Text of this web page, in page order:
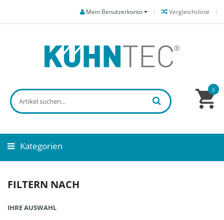
Vergleichsliste
Mein Benutzerkonto
0
Kategorien
FILTERN NACH
IHRE AUSWAHL